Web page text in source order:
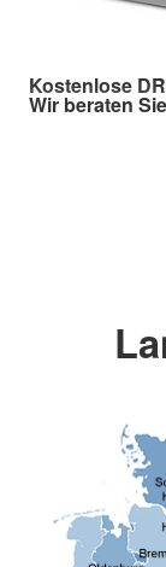
Kostenlose
Wir beraten